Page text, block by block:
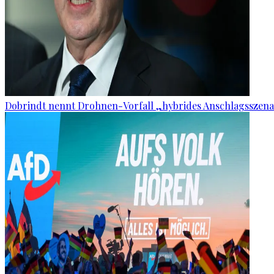
Dobrindt nennt Drohnen-Vorfall „hybrides